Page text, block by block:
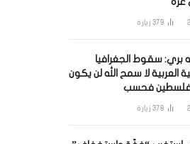
379 زيارة
بري: سقوط الجغرافيا
العربية لا سمح الله لن يكون
فحسب
378 زيارة